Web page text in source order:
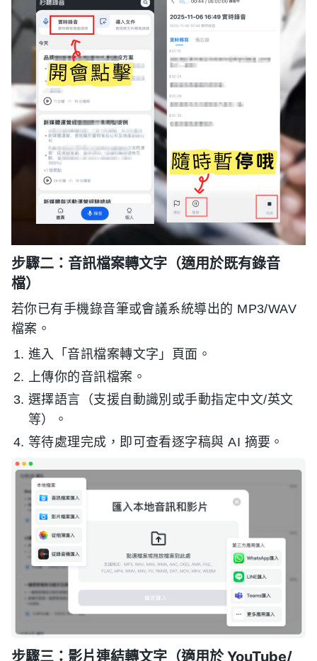
步驟二：音訊檔案轉文字（適用於既有錄音
檔）
若你已有手機錄音筆或會議系統導出的 MP3/WAV
檔案。
進入「音訊檔案轉文字」頁面。
上傳你的音訊檔案。
選擇語言（支援自動識別或手動指定中文/英文
等）。
等待處理完成，即可查看逐字稿與 AI 摘要。
步驟三：影片連結轉文字（適用於 YouTube/